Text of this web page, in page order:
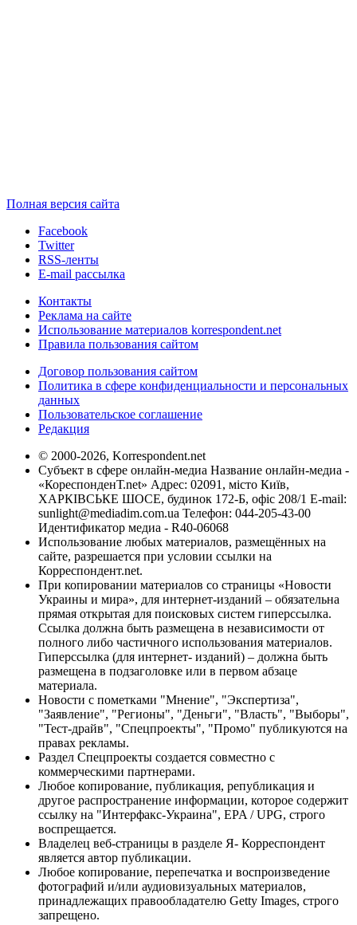
Полная версия сайта
Facebook
Twitter
RSS-ленты
E-mail рассылка
Контакты
Реклама на сайте
Использование материалов korrespondent.net
Правила пользования сайтом
Договор пользования сайтом
Политика в сфере конфиденциальности и персональных
данных
Пользовательское соглашение
Редакция
© 2000-2026, Korrespondent.net
Субъект в сфере онлайн-медиа Название онлайн-медиа -
«КореспонденТ.net» Адрес: 02091, місто Київ,
ХАРКІВСЬКЕ ШОСЕ, будинок 172-Б, офіс 208/1 E-mail:
sunlight@mediadim.com.ua Телефон: 044-205-43-00
Идентификатор медиа - R40-06068
Использование любых материалов, размещённых на
сайте, разрешается при условии ссылки на
Корреспондент.net.
При копировании материалов со страницы «Новости
Украины и мира», для интернет-изданий – обязательна
прямая открытая для поисковых систем гиперссылка.
Ссылка должна быть размещена в независимости от
полного либо частичного использования материалов.
Гиперссылка (для интернет- изданий) – должна быть
размещена в подзаголовке или в первом абзаце
материала.
Новости с пометками "Мнение", "Экспертиза",
"Заявление", "Регионы", "Деньги", "Власть", "Выборы",
"Тест-драйв", "Спецпроекты", "Промо" публикуются на
правах рекламы.
Раздел Спецпроекты создается совместно с
коммерческими партнерами.
Любое копирование, публикация, републикация и
другое распространение информации, которое содержит
ссылку на "Интерфакс-Украина", EPA / UPG, строго
воспрещается.
Владелец веб-страницы в разделе Я- Корреспондент
является автор публикации.
Любое копирование, перепечатка и воспроизведение
фотографий и/или аудиовизуальных материалов,
принадлежащих правообладателю Getty Images, строго
запрещено.